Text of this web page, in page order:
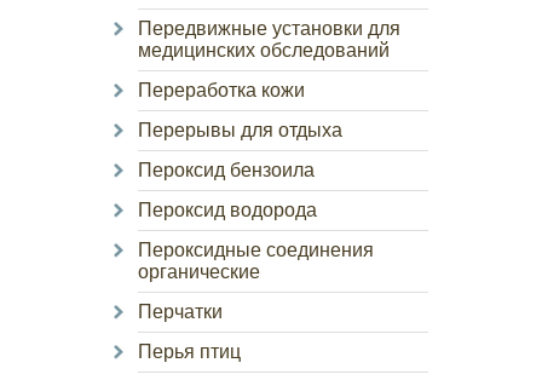
Передвижные установки для
медицинских обследований
Переработка кожи
Перерывы для отдыха
Пероксид бензоила
Пероксид водорода
Пероксидные соединения
органические
Перчатки
Перья птиц